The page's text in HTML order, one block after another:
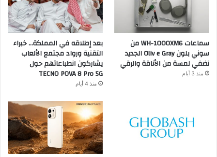
سماعات WH-1000XM6 من
سوني بلون Oliv e Gray الجديد
تضفي لمسة من الأناقة والرقي
منذ 3 أيام
بعد إطلاقه في المملكة… خبراء
التقنية ورواد مجتمع الألعاب
يشاركون انطباعاتهم حول
TECNO POVA 8 Pro 5G
منذ 4 أيام